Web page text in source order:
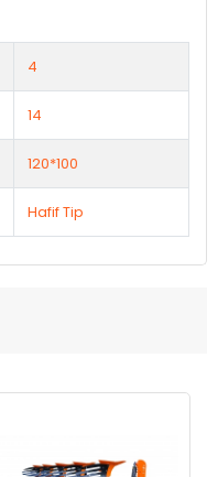
4
14
120*100
Hafif Tip